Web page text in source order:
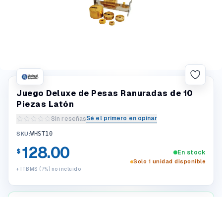
Juego Deluxe de Pesas Ranuradas de 10
Piezas Latón
Sin reseñasSé el primero en opinar
Escribir una reseña del producto
SKU:WHST10
$ 128.00
+ ITBMS (7%) no incluido
En stock
Solo 1 unidad disponible